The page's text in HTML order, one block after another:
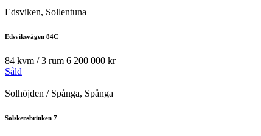
Edsviken, Sollentuna
Edsviksvägen 84C
84 kvm / 3 rum 6 200 000 kr
Såld
Solhöjden / Spånga, Spånga
Solskensbrinken 7